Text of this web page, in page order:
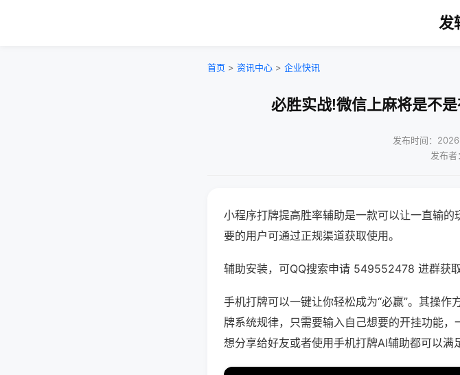
发
首页 > 资讯中心 > 企业快讯
必胜实战!微信上麻将是不
发布时间：
发布者
小程序打牌提高胜率辅助是一款可以让一直输
要的用户可通过正规渠道获取使用。
辅助安装，可QQ搜索申请 549552478 进群获
手机打牌可以一键让你轻松成为“必赢”。其操
牌系统规律，只需要输入自己想要的开挂功能
想分享给好友或者使用手机打牌AI辅助都可以满